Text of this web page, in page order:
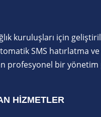
kuruluşları için
SMS hatırlatma ve
profesyonel bir
HIZMETLER